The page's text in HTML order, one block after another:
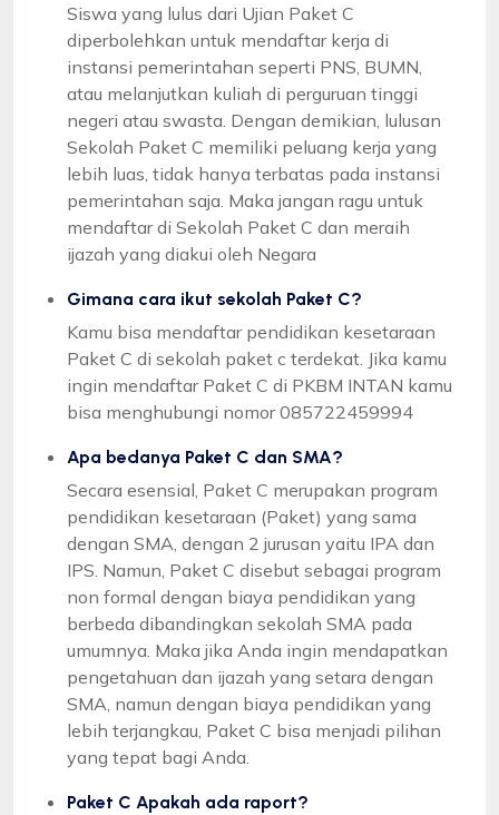
Siswa yang lulus dari Ujian Paket C
diperbolehkan untuk mendaftar kerja di
instansi pemerintahan seperti PNS, BUMN,
atau melanjutkan kuliah di perguruan tinggi
negeri atau swasta. Dengan demikian, lulusan
Sekolah Paket C memiliki peluang kerja yang
lebih luas, tidak hanya terbatas pada instansi
pemerintahan saja. Maka jangan ragu untuk
mendaftar di Sekolah Paket C dan meraih
ijazah yang diakui oleh Negara
Gimana cara ikut sekolah Paket C?
Kamu bisa mendaftar pendidikan kesetaraan
Paket C di sekolah paket c terdekat. Jika kamu
ingin mendaftar Paket C di PKBM INTAN kamu
bisa menghubungi nomor 085722459994
Apa bedanya Paket C dan SMA?
Secara esensial, Paket C merupakan program
pendidikan kesetaraan (Paket) yang sama
dengan SMA, dengan 2 jurusan yaitu IPA dan
IPS. Namun, Paket C disebut sebagai program
non formal dengan biaya pendidikan yang
berbeda dibandingkan sekolah SMA pada
umumnya. Maka jika Anda ingin mendapatkan
pengetahuan dan ijazah yang setara dengan
SMA, namun dengan biaya pendidikan yang
lebih terjangkau, Paket C bisa menjadi pilihan
yang tepat bagi Anda.
Paket C Apakah ada raport?